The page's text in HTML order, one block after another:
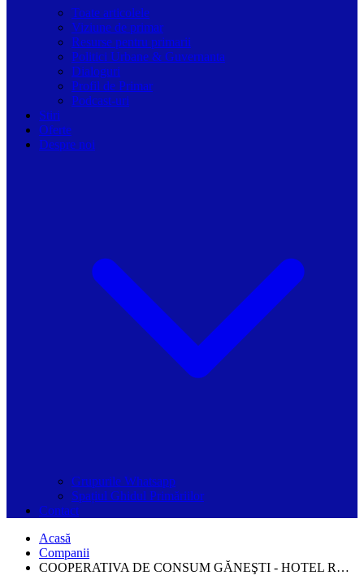
Toate articolele
Viziune de primar
Resurse pentru primarii
Politici Urbane & Guvernanta
Dialoguri
Profil de Primar
Podcast-uri
Stiri
Oferte
Despre noi
Grupurile Whatsapp
Spațiul Ghidul Primăriilor
Contact
Acasă
Companii
COOPERATIVA DE CONSUM GĂNEŞTI - HOTEL R…